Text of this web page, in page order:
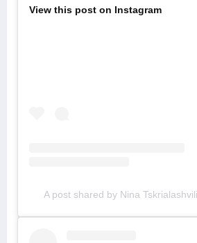
View this post on Instagram
A post shared by Nina